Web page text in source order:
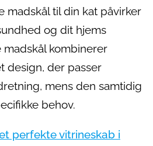
til din kat påvirker
og dit hjems
kombinerer
design, der passer
mens den samtidig
behov.
perfekte vitrineskab i